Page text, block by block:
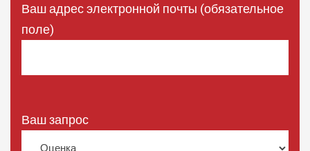
Ваш адрес электронной почты (обязательное
поле)
Ваш запрос